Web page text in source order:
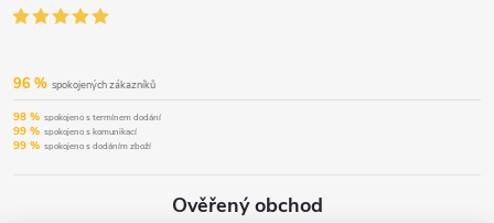
96 % spokojených zákazníků
98 % spokojeno s termínem dodání
99 % spokojeno s komunikací
99 % spokojeno s dodáním zboží
Ověřený obchod